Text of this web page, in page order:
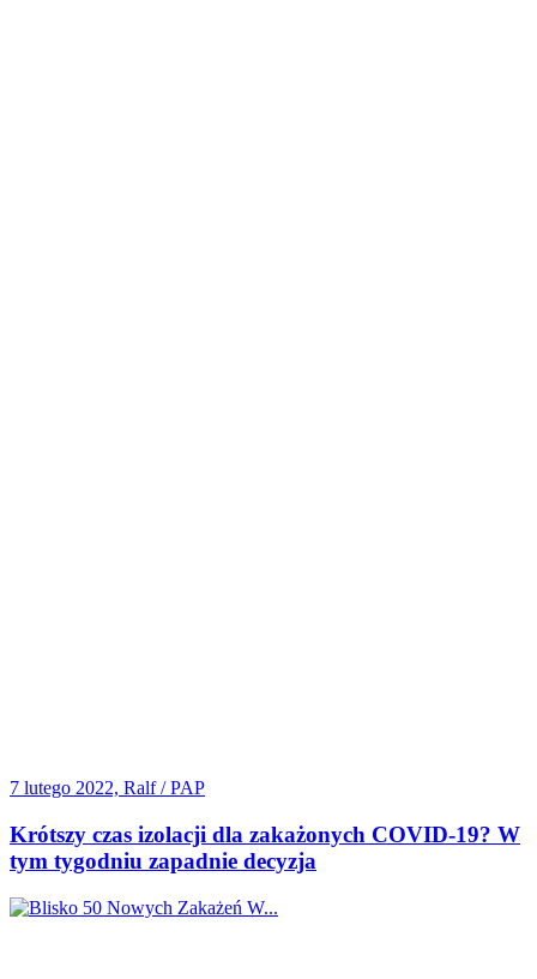
7 lutego 2022, Ralf / PAP
Krótszy czas izolacji dla zakażonych COVID-19? W
tym tygodniu zapadnie decyzja